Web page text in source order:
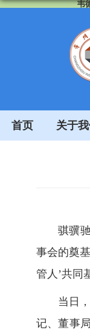
韦
首页 关于我
骐骥
事会的奠
管人’共同
当日
记、董事